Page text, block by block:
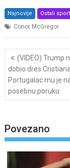
Najnovije Ostali
Conor McGregor
Post
navigation
(VIDEO) Trump
dobio dres
Portugalac mu je
posebnu poruku
Povezano